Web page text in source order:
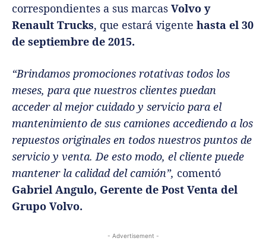
correspondientes a sus marcas Volvo y
Renault Trucks, que estará vigente hasta el 30
de septiembre de 2015.
“Brindamos promociones rotativas todos los
meses, para que nuestros clientes puedan
acceder al mejor cuidado y servicio para el
mantenimiento de sus camiones accediendo a los
repuestos originales en todos nuestros puntos de
servicio y venta. De esto modo, el cliente puede
mantener la calidad del camión”, comentó
Gabriel Angulo, Gerente de Post Venta del
Grupo Volvo.
- Advertisement -